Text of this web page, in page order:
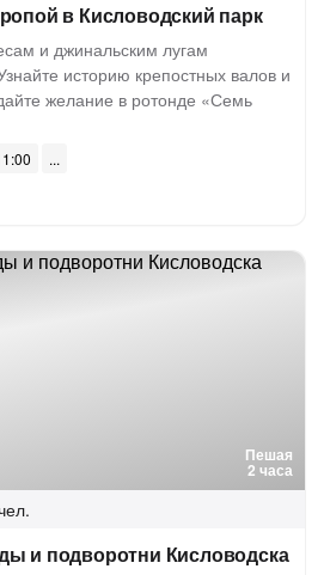
в Кисловодский парк
и джинальским лугам
историю крепостных валов и
желание в ротонде «Семь
Пешая
2 часа
и подворотни Кисловодска